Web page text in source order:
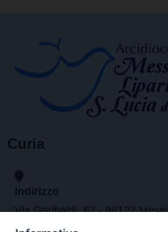
Curia
Indirizzo
Via Garibaldi, 67 - 98122